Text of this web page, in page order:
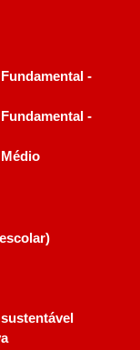
-
-